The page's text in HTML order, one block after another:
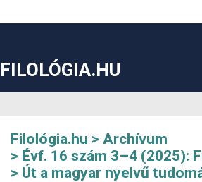
FILOLÓGIA.HU
Filológia.hu
Archívum
Évf. 16 szám 3–4 (2025):
Út a magyar nyelvű